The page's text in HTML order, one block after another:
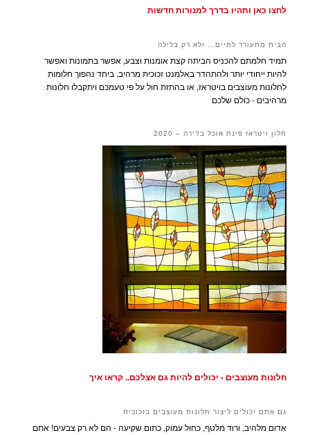
לחצו כאן ותהיו בדרך למנורות חדשות
הבית מתעורר לחיים… ולא רק בלילה
תמיד חלמתם להכניס הביתה קצת אומנות וצבע, אפשר בתמונות ואפשר
להיות ייחודי יותר ולהתהדר באלמנט זכוכית מרהיב. ביחד נהפוך חלומות
לחלונות מעוצבים בויטראז, או בהתזת חול על פי טעמכם ויתקבלו חלונות
מרהיבים - כולם שלכם
חלון ויטראז פינת אוכל בדירה – 2020
חלונות מעוצבים - יכולים להיות גם אצלכם.. קראו איך
גם אתם יכולים ליצור חלונות מעוצבים בזכוכית
אדום מלהיב, ורוד מלטף, כחול עמוק, כתום שקיעה - הם לא רק צבעים! אתם